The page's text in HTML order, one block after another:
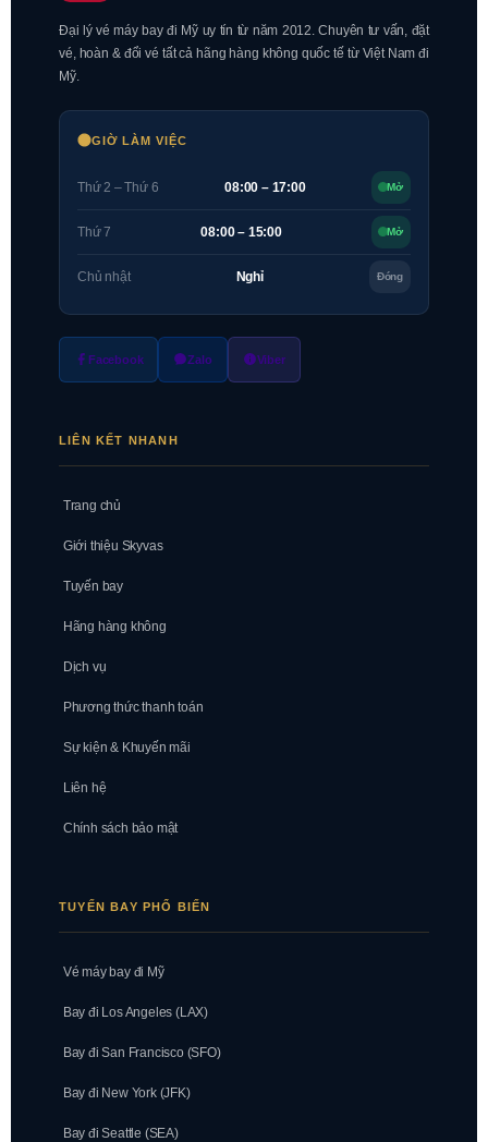
Đại lý vé máy bay đi Mỹ uy tín từ năm 2012. Chuyên tư vấn, đặt
vé, hoàn & đổi vé tất cả hãng hàng không quốc tế từ Việt Nam đi
Mỹ.
GIỜ LÀM VIỆC
Thứ 2 – Thứ 6 08:00 – 17:00 Mở
Thứ 7 08:00 – 15:00 Mở
Chủ nhật Nghỉ Đóng
Facebook Zalo Viber
LIÊN KẾT NHANH
Trang chủ
Giới thiệu Skyvas
Tuyến bay
Hãng hàng không
Dịch vụ
Phương thức thanh toán
Sự kiện & Khuyến mãi
Liên hệ
Chính sách bảo mật
TUYẾN BAY PHỔ BIẾN
Vé máy bay đi Mỹ
Bay đi Los Angeles (LAX)
Bay đi San Francisco (SFO)
Bay đi New York (JFK)
Bay đi Seattle (SEA)